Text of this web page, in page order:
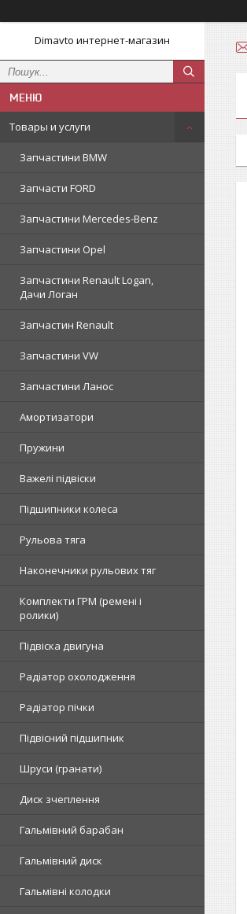
Dimavto интернет-магазин
Товары и услуги
Запчастини BMW
Запчасти FORD
Запчастини Mercedes-Benz
Запчастини Opel
Запчастини Renault Logan,
Дачи Логан
Запчастин Renault
Запчастини VW
Запчастини Ланос
Амортизатори
Пружини
Важелі підвіски
Підшипники колеса
Рульова тяга
Наконечники рульових тяг
Комплекти ГРМ (ремені і
ролики)
Підвіска двигуна
Радіатор охолодження
Радіатор пічки
Підвісний підшипник
Шруси (гранати)
Диск зчеплення
Гальмівний барабан
Гальмівний диск
Гальмівні колодки